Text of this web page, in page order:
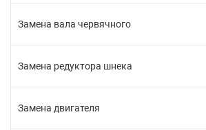
Замена вала червячного
Замена редуктора шнека
Замена двигателя